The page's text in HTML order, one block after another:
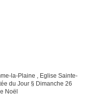
la-Plaine , Eglise Sainte-
du Jour § Dimanche 26
Noël